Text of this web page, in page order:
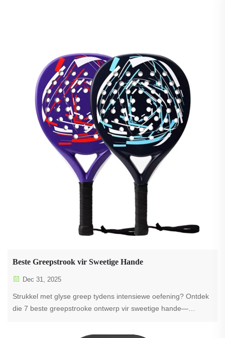
Beste Greepstrook vir Sweetige Hande
Dec 31, 2025
Strukkel met glyse greep tydens intensiewe oefening? Ontdek
die 7 beste greepstrooke ontwerp vir sweetige hande—